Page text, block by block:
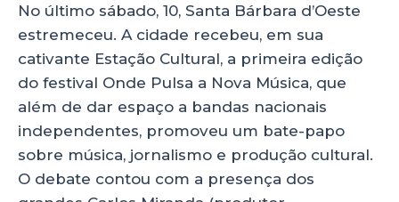
No último sábado, 10, Santa Bárbara d’Oeste
estremeceu. A cidade recebeu, em sua
cativante Estação Cultural, a primeira edição
do festival Onde Pulsa a Nova Música, que
além de dar espaço a bandas nacionais
independentes, promoveu um bate-papo
sobre música, jornalismo e produção cultural.
O debate contou com a presença dos